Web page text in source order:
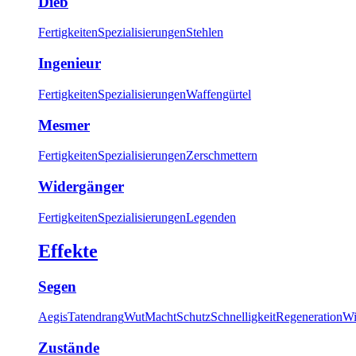
FertigkeitenSpezialisierungenStehlen
Ingenieur
FertigkeitenSpezialisierungenWaffengürtel
Mesmer
FertigkeitenSpezialisierungenZerschmettern
Widergänger
FertigkeitenSpezialisierungenLegenden
Effekte
Segen
AegisTatendrangWutMachtSchutzSchnelligkeitRegeneration
Zustände